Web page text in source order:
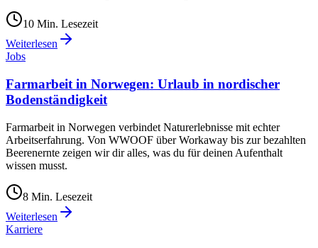
10 Min. Lesezeit
Weiterlesen
Jobs
Farmarbeit in Norwegen: Urlaub in nordischer
Bodenständigkeit
Farmarbeit in Norwegen verbindet Naturerlebnisse mit echter
Arbeitserfahrung. Von WWOOF über Workaway bis zur bezahlten
Beerenernte zeigen wir dir alles, was du für deinen Aufenthalt
wissen musst.
8 Min. Lesezeit
Weiterlesen
Karriere